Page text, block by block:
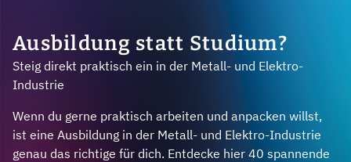
Ausbildung statt Studium?
Steig direkt praktisch ein in der Metall- und Elektro-
Industrie
Wenn du gerne praktisch arbeiten und anpacken willst,
ist eine Ausbildung in der Metall- und Elektro-Industrie
genau das richtige für dich. Entdecke hier 40 spannende